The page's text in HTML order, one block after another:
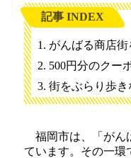
記事 INDEX
がんばる商店街
500円分のクー
街をぶらり歩き
福岡市は、「がん
ています。その一環